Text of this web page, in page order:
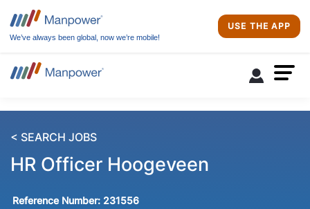
We’ve always been global, now we’re mobile!
USE THE APP
< SEARCH JOBS
HR Officer Hoogeveen
Reference Number: 231556